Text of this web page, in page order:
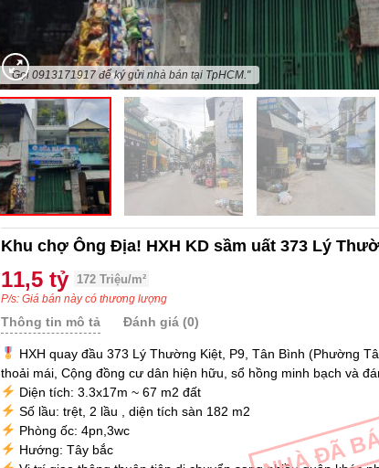
NHÀ ĐÃ
"Gọi 0913171917 để ký gửi nhà bán tại TpHCM."
Khu chợ Ông Địa! HXH KD sầm uất 373 Lý
11,5 tỷ 172 Triệu/m²
P/s: Giá bán này có thương lượng
Thông tin mô tả Đánh giá (0)
HXH quay đầu 373 Lý Thường Kiệt, P9, Tân Bình (Phường
thoải mái, Cộng đồng cư dân hiện hữu, sổ hồng minh bạch và
Diện tích: 3.3x17m ~ 67 m2 đất
Số lầu: trệt, 2 lầu , diện tích sàn 182 m2
Phòng ốc: 4pn,3wc
Hướng: Tây bắc